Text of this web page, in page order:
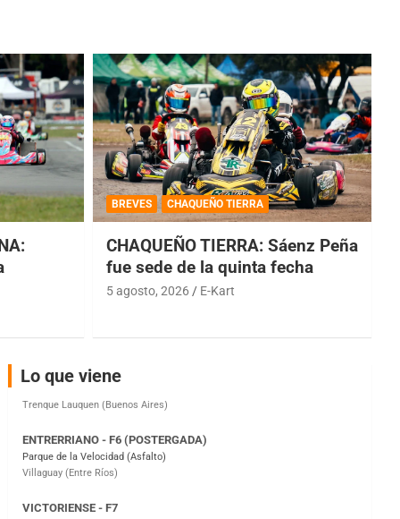
BREVES CHAQUEÑO TIERRA
CHAQUEÑO TIERRA: Sáenz Peña
fue sede de la quinta fecha
5 agosto, 2026 E-Kart
Lo que viene
COBERTURA ESPECIAL DE E-KART.COM.AR
08/09-AGO
IAME SERIES ARGENTINA 6
Ramiro Tot (Asfalto)
Baradero (Buenos Aires)
Parque de la Velocidad (Asfalto)
El Cerro (Tierra)
Victoria (Entre Ríos)
Moto Club Reginense (Tierra)